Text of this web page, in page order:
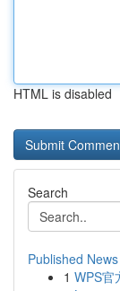
HTML is disabled
Search
Published News
1 WPS官